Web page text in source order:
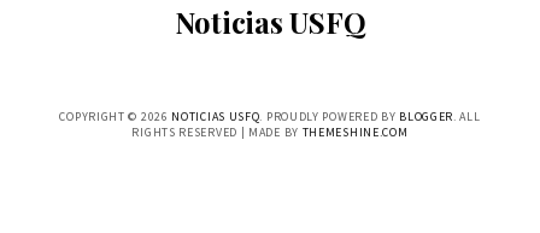
Noticias USFQ
COPYRIGHT © 2026 NOTICIAS USFQ. PROUDLY POWERED BY BLOGGER. ALL
RIGHTS RESERVED | MADE BY THEMESHINE.COM